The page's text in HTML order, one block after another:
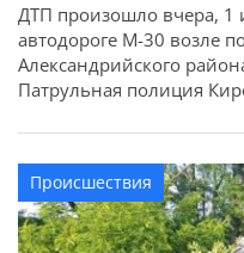
ДТП произошло вчера, 1
автодороге М-30 возле
Александрийского
Патрульная полиция
внимателен, не следил
выбрал безопасную
безопасную дистанцию
транспортным
который […]
Происшествия